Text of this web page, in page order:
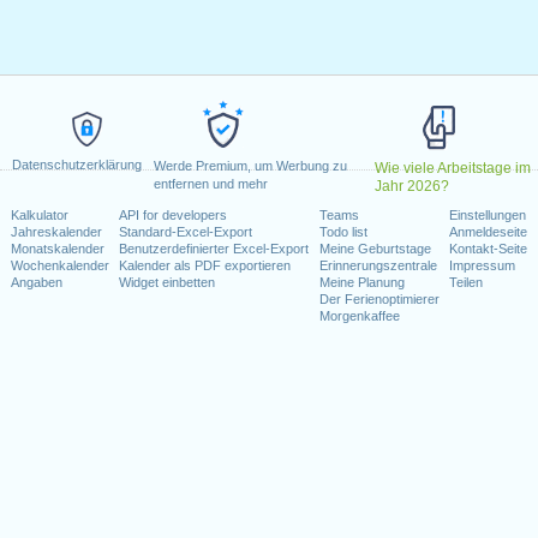
Datenschutzerklärung
Werde Premium, um Werbung zu
entfernen und mehr
Wie viele Arbeitstage im
Jahr 2026?
Kalkulator
Jahreskalender
Monatskalender
Wochenkalender
Angaben
API for developers
Standard-Excel-Export
Benutzerdefinierter Excel-Export
Kalender als PDF exportieren
Widget einbetten
Teams
Todo list
Meine Geburtstage
Erinnerungszentrale
Meine Planung
Der Ferienoptimierer
Morgenkaffee
Einstellungen
Anmeldeseite
Kontakt-Seite
Impressum
Teilen
12. Oktober 2022
2022
: Dienstag, 6. Dezember 2022
8. Dezember 2022
2022
fallen